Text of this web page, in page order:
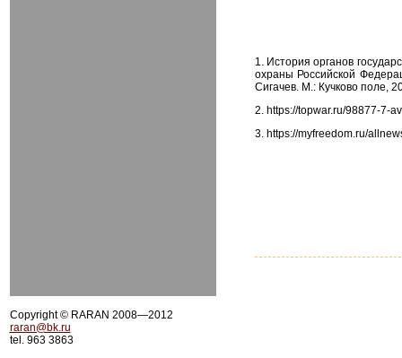
1. История органов
охраны Российской
Сигачев. М.: Кучково поле,
2. https://topwar.ru/98877-7-
3. https://myfreedom.ru/
Copyright © RARAN 2008—2012
raran@bk.ru
tel. 963 3863